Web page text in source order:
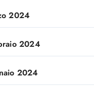
2024
2024
2024